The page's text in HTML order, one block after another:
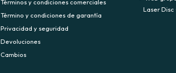
Términos y condiciones comerciales
Término y condiciones de garantía
Privacidad y seguridad
Devoluciones
Cambios
Laser Disc